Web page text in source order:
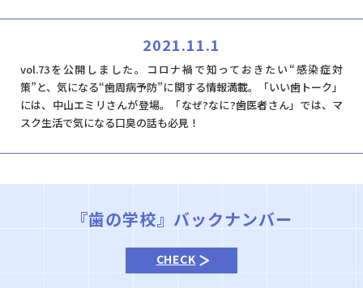
2021.11.1
vol.73を公開しました。コロナ禍で知っておきたい“感染症対
策”と、気になる“歯周病予防”に関する情報満載。「いい歯トーク」
には、中山エミリさんが登場。「なぜ?なに?歯医者さん」では、マ
スク生活で気になる口臭の話も必見！
『歯の学校』バックナンバー
CHECK